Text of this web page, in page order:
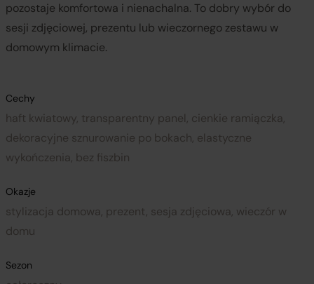
pozostaje komfortowa i nienachalna. To dobry wybór do
sesji zdjęciowej, prezentu lub wieczornego zestawu w
domowym klimacie.
Cechy
haft kwiatowy, transparentny panel, cienkie ramiączka,
dekoracyjne sznurowanie po bokach, elastyczne
wykończenia, bez fiszbin
Okazje
stylizacja domowa, prezent, sesja zdjęciowa, wieczór w
domu
Sezon